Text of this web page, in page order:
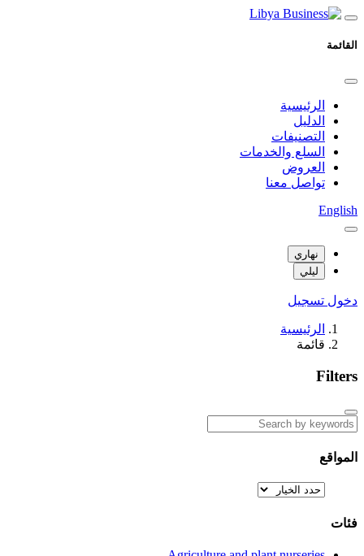
القائمة
الرئيسية
الدليل
التصنيفات
السلع والخدمات
العروض
تواصل معنا
English
نهاري
ليلي
دخول تسجيل
الرئيسية
قائمة
Filters
المواقع
فئات